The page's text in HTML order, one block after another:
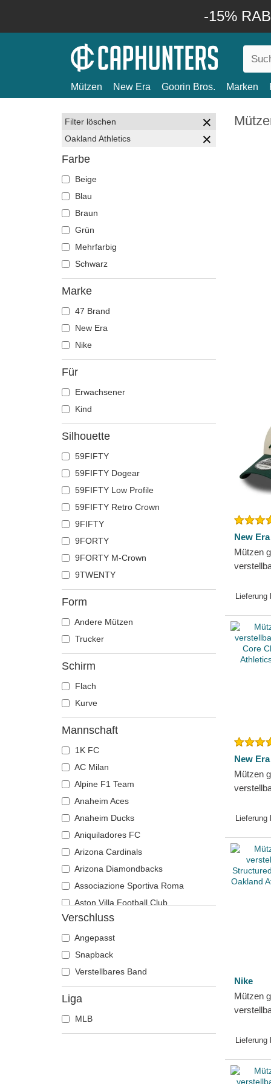
-15%
Mützen New Era Goorin Bros. Marken
Filter löschen
Oakland Athletics
Farbe
Beige
Blau
Braun
Grün
Mehrfarbig
Schwarz
Marke
47 Brand
New Era
Nike
Für
Erwachsener
Kind
Silhouette
59FIFTY
59FIFTY Dogear
59FIFTY Low Profile
59FIFTY Retro Crown
9FIFTY
9FORTY
9FORTY M-Crown
9TWENTY
Form
Andere Mützen
Trucker
Schirm
Flach
Kurve
Mannschaft
1K FC
AC Milan
Alpine F1 Team
Anaheim Aces
Anaheim Ducks
Aniquiladores FC
Arizona Cardinals
Arizona Diamondbacks
Associazione Sportiva Roma
Aston Villa Football Club
Atlanta Braves
Atlanta Falcons
Boston Bruins
Boston Celtics
Boston Red Sox
Brooklyn Nets
Carolina Panthers
Verschluss
Angepasst
Snapback
Verstellbares Band
Liga
MLB
New Era
Mützen
Colour
Lieferung
New Era
Mützen
Oakland
Lieferung
Nike
Mützen
der
Lieferung